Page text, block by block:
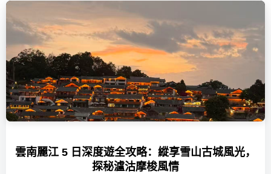
雲南麗江 5 日深度遊全攻略：縱享雪山古城風光，
探秘瀘沽摩梭風情